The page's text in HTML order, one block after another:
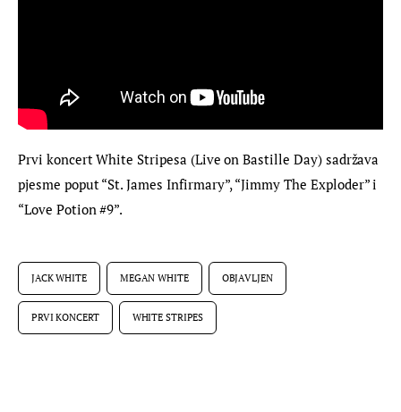
Prvi koncert White Stripesa (Live on Bastille Day) sadržava
pjesme poput “St. James Infirmary”, “Jimmy The Exploder” i
“Love Potion #9”.
JACK WHITE MEGAN WHITE OBJAVLJEN
PRVI KONCERT WHITE STRIPES